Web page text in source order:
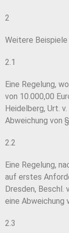
2
Weitere Beispiele
2.1
Eine Regelung,
von 10.000,00
Heidelberg, Urt.
Abweichung von
2.2
Eine Regelung,
auf erstes
Dresden, Beschl.
eine Abweichung
2.3